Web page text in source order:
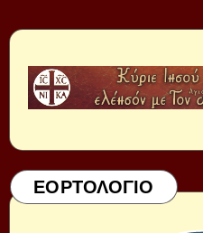
ΕΟΡΤΟΛΟΓΙΟ